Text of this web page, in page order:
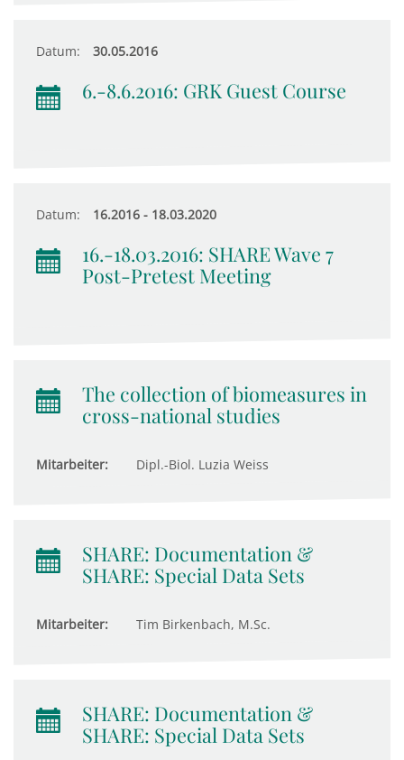
Datum: 30.05.2016
6.-8.6.2016: GRK Guest Course
Datum: 16.2016 - 18.03.2020
16.-18.03.2016: SHARE Wave 7
Post-Pretest Meeting
The collection of biomeasures in
cross-national studies
Mitarbeiter: Dipl.-Biol. Luzia Weiss
SHARE: Documentation &
SHARE: Special Data Sets
Mitarbeiter: Tim Birkenbach, M.Sc.
SHARE: Documentation &
SHARE: Special Data Sets